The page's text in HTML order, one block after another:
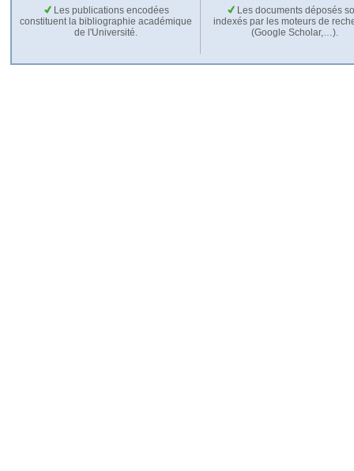
Les publications encodées
constituent la bibliographie académique
de l'Université.
Les documents déposés
indexés par les moteurs de
(Google Scholar,…).